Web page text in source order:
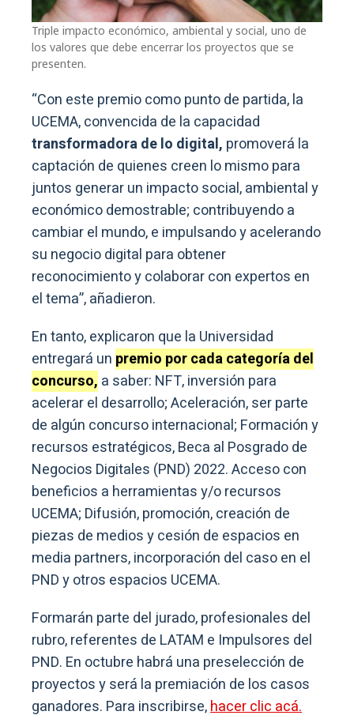
Triple impacto económico, ambiental y social, uno de
los valores que debe encerrar los proyectos que se
presenten.
“Con este premio como punto de partida, la
UCEMA, convencida de la capacidad
transformadora de lo digital, promoverá la
captación de quienes creen lo mismo para
juntos generar un impacto social, ambiental y
económico demostrable; contribuyendo a
cambiar el mundo, e impulsando y acelerando
su negocio digital para obtener
reconocimiento y colaborar con expertos en
el tema”, añadieron.
En tanto, explicaron que la Universidad
entregará un premio por cada categoría del
concurso, a saber: NFT, inversión para
acelerar el desarrollo; Aceleración, ser parte
de algún concurso internacional; Formación y
recursos estratégicos, Beca al Posgrado de
Negocios Digitales (PND) 2022. Acceso con
beneficios a herramientas y/o recursos
UCEMA; Difusión, promoción, creación de
piezas de medios y cesión de espacios en
media partners, incorporación del caso en el
PND y otros espacios UCEMA.
Formarán parte del jurado, profesionales del
rubro, referentes de LATAM e Impulsores del
PND. En octubre habrá una preselección de
proyectos y será la premiación de los casos
ganadores. Para inscribirse,hacer clic acá.